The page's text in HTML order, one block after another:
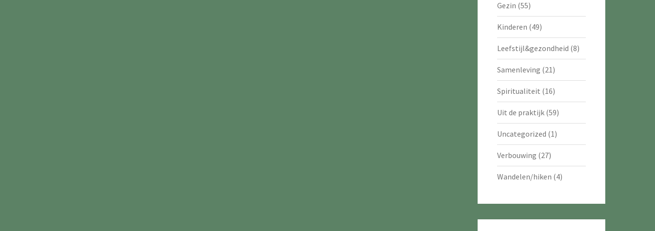
Gezin (55)
Kinderen (49)
Leefstijl&gezondheid (8)
Samenleving (21)
Spiritualiteit (16)
Uit de praktijk(59)
Uncategorized (1)
Verbouwing (27)
Wandelen/hiken (4)